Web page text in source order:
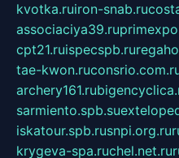
kvotka.ruiron-snab.ru
associaciya39.ru
cpt21.ruispecspb.ru
tae-kwon.ru
archery161.ru
sarmiento.spb.su
iskatour.spb.rusnpi.org.ru
krygeva-spa.ruchel.net.ru